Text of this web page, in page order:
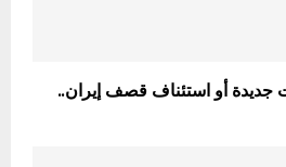
جديدة أو استئناف قصف إيران..